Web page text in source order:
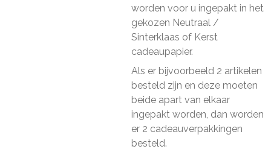
worden voor u ingepakt in het
gekozen Neutraal /
Sinterklaas of Kerst
cadeaupapier.
Als er bijvoorbeeld 2 artikelen
besteld zijn en deze moeten
beide apart van elkaar
ingepakt worden, dan worden
er 2 cadeauverpakkingen
besteld.